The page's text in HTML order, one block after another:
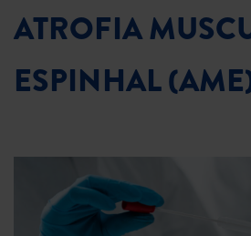
ATROFIA
ESPINHAL